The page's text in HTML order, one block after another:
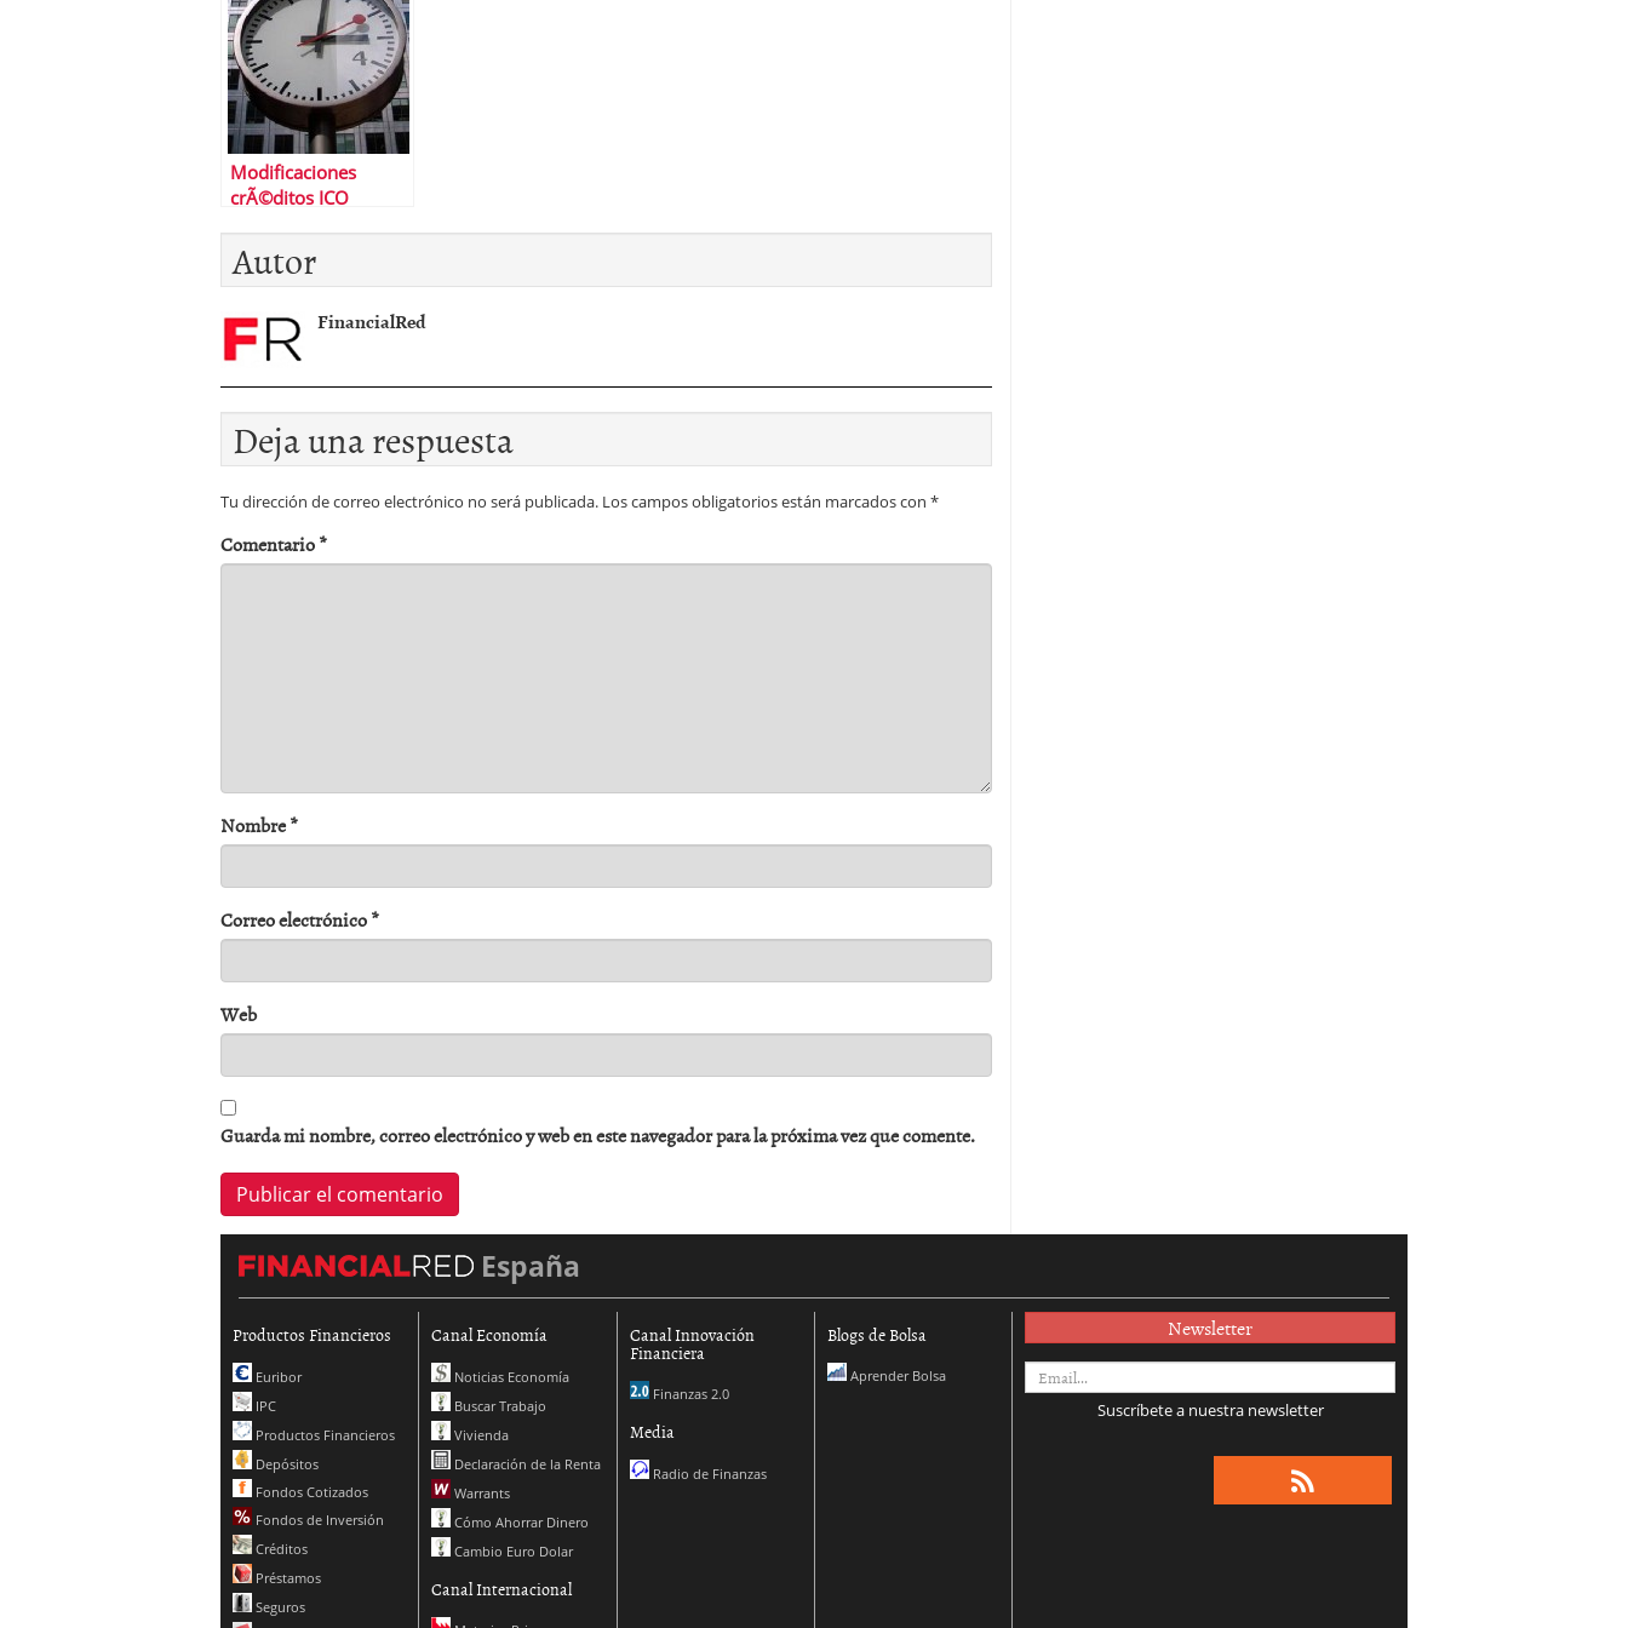
2012
Modificaciones
crÃ©ditos ICO
El ICO esta igual de
nervioso que el
Autor
FinancialRed
Deja una respuesta
Tu dirección de correo electrónico no será publicada. Los campos obligatorios están marcados con *
Comentario*
Nombre*
Correo electrónico*
Web
Guarda mi nombre, correo electrónico y web en este navegador para la próxima vez que comente.
España
Productos Financieros
Euribor
IPC
Productos Financieros
Depósitos
Fondos Cotizados
Fondos de Inversión
Créditos
Préstamos
Seguros
Canal Economía
Noticias Economía
Buscar Trabajo
Vivienda
Declaración de la Renta
Warrants
Cómo Ahorrar Dinero
Cambio Euro Dolar
Canal Internacional
Canal Innovación
Financiera
Finanzas 2.0
Media
Radio de Finanzas
Blogs de Bolsa
Aprender Bolsa
Newsletter
Suscríbete a nuestra newsletter